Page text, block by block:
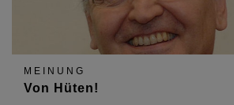
MEINUNG
Von Hüten!